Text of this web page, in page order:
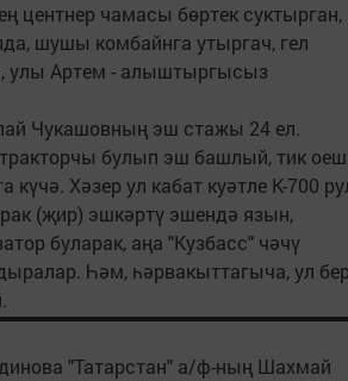
центнер чамасы бөртек суктырган,
шушы комбайнга утыргач, гел
улы Артем - алыштыргысыз
Чукашовның эш стажы 24 ел.
булып эш башлый, тик
күчә. Хәзер ул кабат куәтле К-700
(җир) эшкәртү эшендә язын,
буларак, аңа "Кузбасс" чәчү
Һәм, һәрвакыттагыча, ул
"Татарстан" а/ф-ның Шахмай